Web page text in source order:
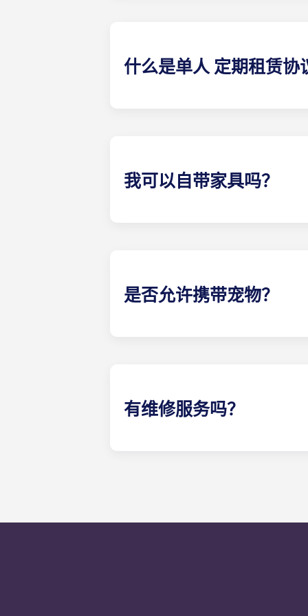
什么是单人 定期租赁协
我可以自带家具吗？
是否允许携带宠物？
有维修服务吗？